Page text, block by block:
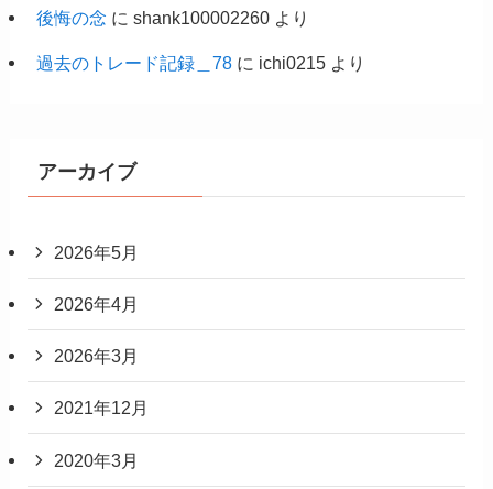
後悔の念 に shank100002260より
過去のトレード記録＿78に ichi0215より
アーカイブ
2026年5月
2026年4月
2026年3月
2021年12月
2020年3月